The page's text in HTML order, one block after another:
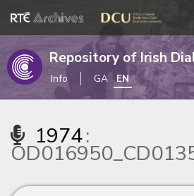
Repository of Irish
Info GA EN
1974: